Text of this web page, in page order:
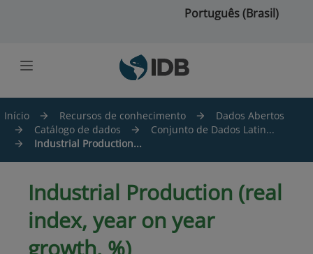
Português (Brasil)
Início Recursos de conhecimento
Dados Abertos
Catálogo de dados
Conjunto de Dados Latin...
Industrial Production...
Industrial Production (real
index, year on year
growth, %)